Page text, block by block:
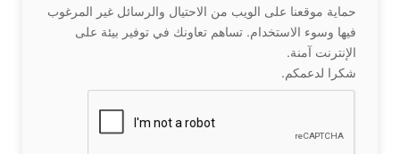
حماية موقعنا على الويب من الاحتيال والرسائل غير المرغوب
فيها وسوء الاستخدام. تساهم تعاونك في توفير بيئة على
الإنترنت آمنة.
شكرا لدعمكم.